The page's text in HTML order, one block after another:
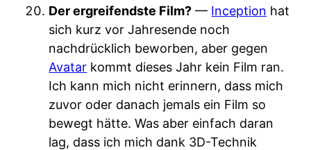
Der ergreifendste Film? — Inception hat
sich kurz vor Jahresende noch
nachdrücklich beworben, aber gegen
Avatar kommt dieses Jahr kein Film ran.
Ich kann mich nicht erinnern, dass mich
zuvor oder danach jemals ein Film so
bewegt hätte. Was aber einfach daran
lag, dass ich mich dank 3D-Technik